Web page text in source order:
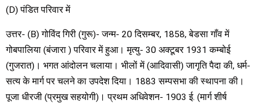
(D) पंडित परिवार में
उत्तर- (B) गोविंद गिरी (गुरू)- जन्म- 20 दिसम्बर, 1858, बेडसा गाँव में
गोबपालिया (बंजारा ) परिवार में हुआ। मृत्यु- 30 अक्टूबर 1931 कम्बोई
(गुजरात)। भगत आंदोलन चलाया। भीलों में (आदिवासी) जागृति पैदा की, धर्म-
सत्य के मार्ग पर चलने का उपदेश दिया। 1883 सम्पसभा की स्थापना की।
पूजा धीरजी (प्रमुख सहयोगी)। प्रथम अधिवेशन- 1903 ई. (मार्ग शीर्ष